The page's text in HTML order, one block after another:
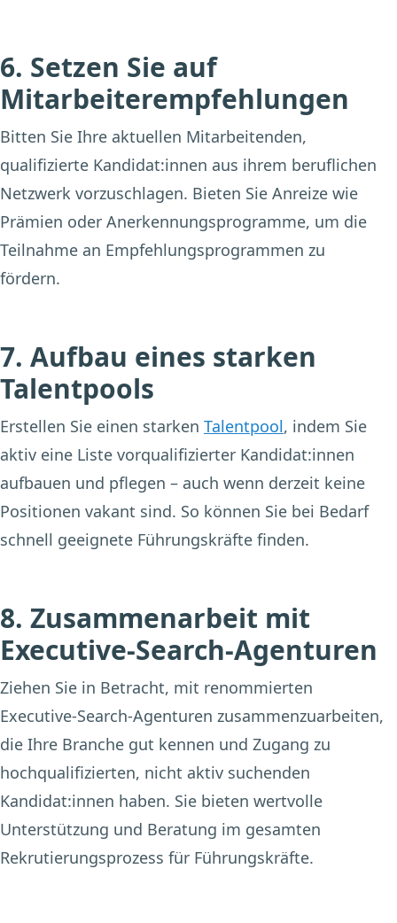
6. Setzen Sie auf
Mitarbeiterempfehlungen
Bitten Sie Ihre aktuellen Mitarbeitenden,
qualifizierte Kandidat:innen aus ihrem beruflichen
Netzwerk vorzuschlagen. Bieten Sie Anreize wie
Prämien oder Anerkennungsprogramme, um die
Teilnahme an Empfehlungsprogrammen zu
fördern.
7. Aufbau eines starken
Talentpools
Erstellen Sie einen starken Talentpool, indem Sie
aktiv eine Liste vorqualifizierter Kandidat:innen
aufbauen und pflegen – auch wenn derzeit keine
Positionen vakant sind. So können Sie bei Bedarf
schnell geeignete Führungskräfte finden.
8. Zusammenarbeit mit
Executive-Search-Agenturen
Ziehen Sie in Betracht, mit renommierten
Executive-Search-Agenturen zusammenzuarbeiten,
die Ihre Branche gut kennen und Zugang zu
hochqualifizierten, nicht aktiv suchenden
Kandidat:innen haben. Sie bieten wertvolle
Unterstützung und Beratung im gesamten
Rekrutierungsprozess für Führungskräfte.